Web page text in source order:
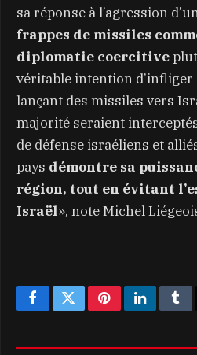
sa réponse à l’agression
frappes de missiles
diplomatie coercitive
véritable intention d’infliger
lançant des missiles vers
majorité seraient
de défense israéliens et
pays démontre sa
région, tout en évitant
Israël», note Michel
FacebookTwitterPinterestLinkedIn